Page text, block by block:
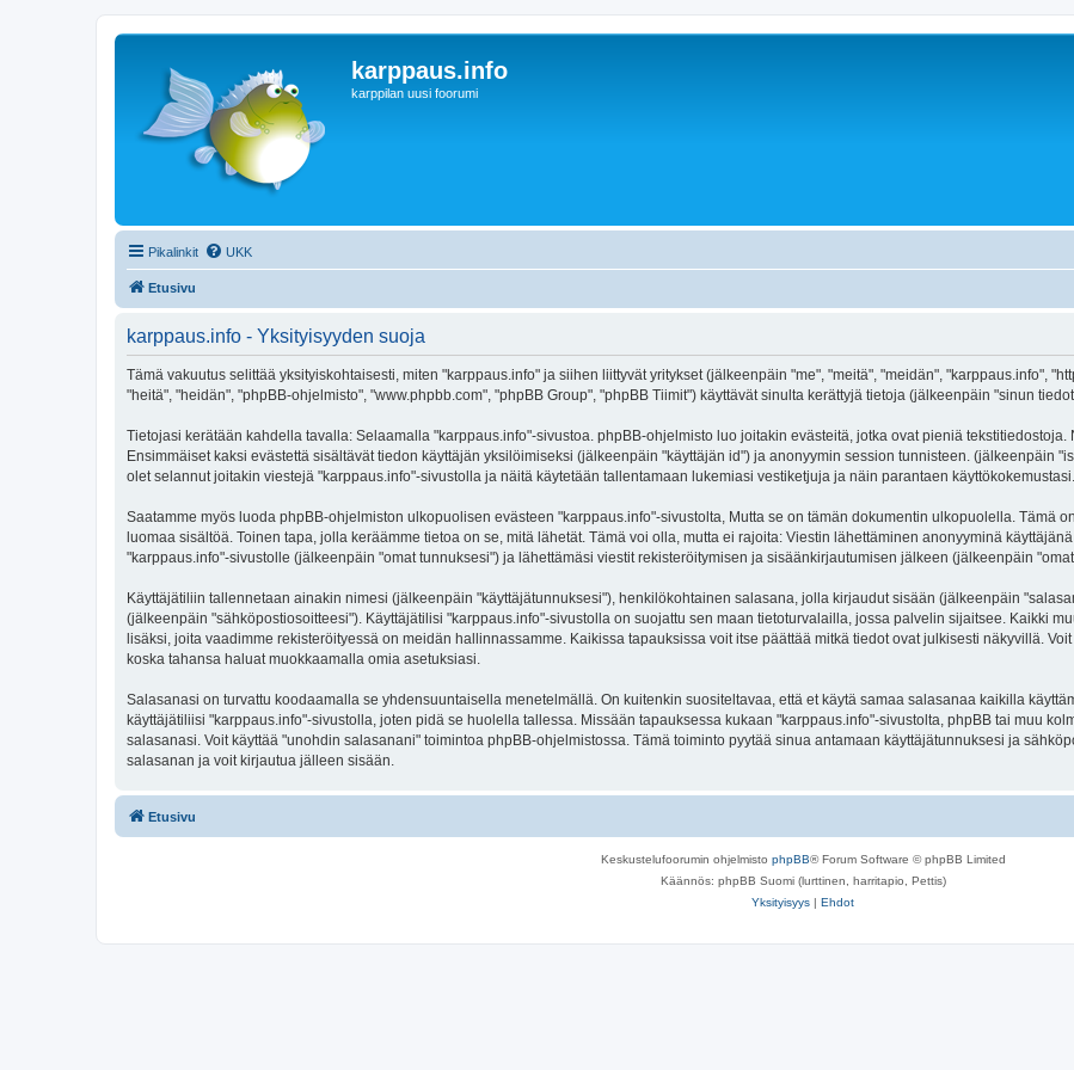
karppaus.info
karppilan uusi foorumi
Pikalinkit UKK
Etusivu
karppaus.info - Yksityisyyden suoja
Tämä vakuutus selittää yksityiskohtaisesti, miten "karppaus.info" ja siihen liittyvät yritykset (jälkeenpäin "me", "meitä", "meidän", "karppaus.info",
"heitä", "heidän", "phpBB-ohjelmisto", "www.phpbb.com", "phpBB Group", "phpBB Tiimit") käyttävät sinulta kerättyjä tietoja (jälkeenpäin "sinun
Tietojasi kerätään kahdella tavalla: Selaamalla "karppaus.info"-sivustoa. phpBB-ohjelmisto luo joitakin evästeitä, jotka ovat pieniä
Ensimmäiset kaksi evästettä sisältävät tiedon käyttäjän yksilöimiseksi (jälkeenpäin "käyttäjän id") ja anonyymin session tunnisteen. (jälkeenpäin
olet selannut joitakin viestejä "karppaus.info"-sivustolla ja näitä käytetään tallentamaan lukemiasi vestiketjuja ja näin parantaen käyttökokemustasi.
Saatamme myös luoda phpBB-ohjelmiston ulkopuolisen evästeen "karppaus.info"-sivustolta, Mutta se on tämän dokumentin ulkopuolella. Tämä
luomaa sisältöä. Toinen tapa, jolla keräämme tietoa on se, mitä lähetät. Tämä voi olla, mutta ei rajoita: Viestin lähettäminen anonyyminä
"karppaus.info"-sivustolle (jälkeenpäin "omat tunnuksesi") ja lähettämäsi viestit rekisteröitymisen ja sisäänkirjautumisen jälkeen (jälkeenpäin
Käyttäjätiliin tallennetaan ainakin nimesi (jälkeenpäin "käyttäjätunnuksesi"), henkilökohtainen salasana, jolla kirjaudut sisään (jälkeenpäin
(jälkeenpäin "sähköpostiosoitteesi"). Käyttäjätilisi "karppaus.info"-sivustolla on suojattu sen maan tietoturvalailla, jossa palvelin sijaitsee. Kaikki
lisäksi, joita vaadimme rekisteröityessä on meidän hallinnassamme. Kaikissa tapauksissa voit itse päättää mitkä tiedot ovat julkisesti näkyvillä.
koska tahansa haluat muokkaamalla omia asetuksiasi.
Salasanasi on turvattu koodaamalla se yhdensuuntaisella menetelmällä. On kuitenkin suositeltavaa, että et käytä samaa salasanaa kaikilla
käyttäjätiliisi "karppaus.info"-sivustolla, joten pidä se huolella tallessa. Missään tapauksessa kukaan "karppaus.info"-sivustolta, phpBB tai muu
salasanasi. Voit käyttää "unohdin salasanani" toimintoa phpBB-ohjelmistossa. Tämä toiminto pyytää sinua antamaan käyttäjätunnuksesi ja
salasanan ja voit kirjautua jälleen sisään.
Etusivu
Keskustelufoorumin ohjelmisto phpBB® Forum Software © phpBB Limited
Käännös: phpBB Suomi (lurttinen, harritapio, Pettis)
Yksityisyys | Ehdot